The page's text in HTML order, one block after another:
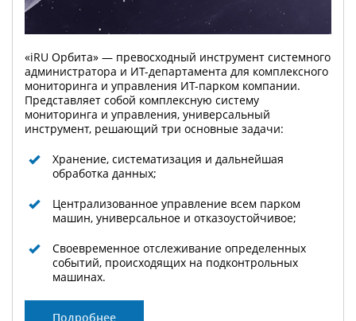
«iRU Орбита» — превосходный инструмент системного
администратора и ИТ-департамента для комплексного
мониторинга и управления ИТ-парком компании.
Представляет собой комплексную систему
мониторинга и управления, универсальный
инструмент, решающий три основные задачи:
Хранение, систематизация и дальнейшая
обработка данных;
Централизованное управление всем парком
машин, универсальное и отказоустойчивое;
Своевременное отслеживание определенных
событий, происходящих на подконтрольных
машинах.
Подробнее